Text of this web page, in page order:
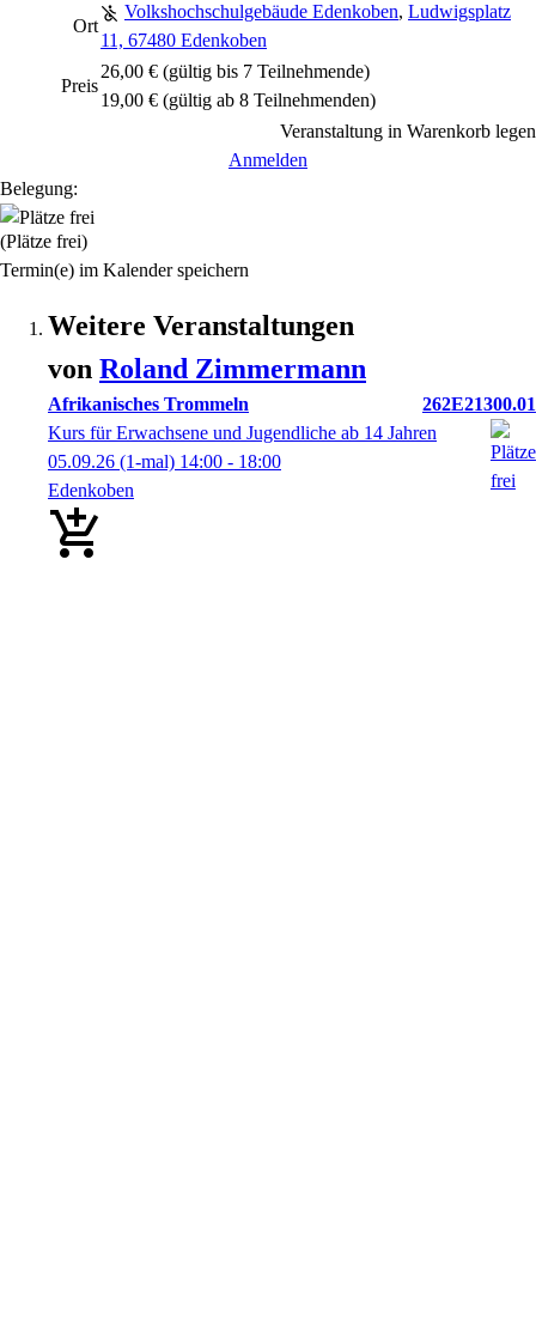
Ort
Volkshochschulgebäude Edenkoben, Ludwigsplatz
11, 67480 Edenkoben
Preis
26,00 € (gültig bis 7 Teilnehmende)
19,00 € (gültig ab 8 Teilnehmenden)
Veranstaltung in Warenkorb legen
Anmelden
Belegung:
(Plätze frei)
Termin(e) im Kalender speichern
Weitere Veranstaltungen
von Roland Zimmermann
Afrikanisches Trommeln
262E21300.01
Kurs für Erwachsene und Jugendliche ab 14 Jahren
05.09.26 (1-mal) 14:00 - 18:00
Edenkoben